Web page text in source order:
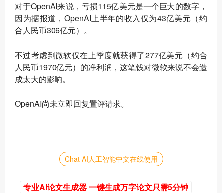
对于OpenAI来说，亏损115亿美元是一个巨大的数字，
因为据报道，OpenAI上半年的收入仅为43亿美元（约
合人民币306亿元）。
不过考虑到微软仅在上季度就获得了277亿美元（约合
人民币1970亿元）的净利润，这笔钱对微软来说不会造
成太大的影响。
OpenAI尚未立即回复置评请求。
Chat AI人工智能中文在线使用
专业AI论文生成器 一键生成万字论文只需5分钟